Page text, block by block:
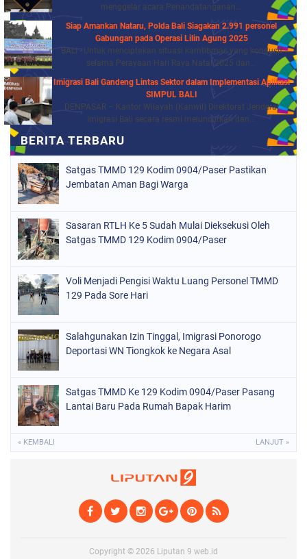
menggelar acara Penandatanganan...
Siap Amankan Nataru, Polda Bali Siagakan 2.991 personel
Gabungan pada Operasi Lilin Agung 2025
BALI - Untuk menciptakan situasi kamtibmas yang kondusif
selama Perayaan Hari Raya Natal 2025 dan...
Imigrasi Bali Gandeng Lintas Sektor dalam Implementasi Aplikasi
SIMPUL BALI
DENPASAR – Kantor Wilayah (Kanwil) Direktorat Jenderal
Imigrasi Bali secara resmi meluncurkan dan...
Satgas TMMD 129 Kodim 0904/Paser Pastikan
Jembatan Aman Bagi Warga
Sasaran RTLH Ke 5 Sudah Mulai Dieksekusi Oleh
Satgas TMMD 129 Kodim 0904/Paser
Voli Menjadi Pengisi Waktu Luang Personel TMMD
129 Pada Sore Hari
Salahgunakan Izin Tinggal, Imigrasi Ponorogo
Deportasi WN Tiongkok ke Negara Asal
Satgas TMMD Ke 129 Kodim 0904/Paser Pasang
Lantai Baru Pada Rumah Bapak Harim
« KEMBALI LANJUT »
Copyright © 2026 Liputan 9 web.id